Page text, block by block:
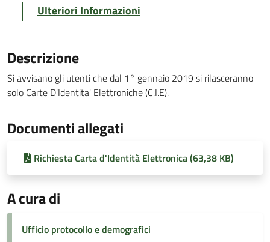
Ulteriori Informazioni
Descrizione
Si avvisano gli utenti che dal 1° gennaio 2019 si rilasceranno
solo Carte D'Identita' Elettroniche (C.I.E).
Documenti allegati
Richiesta Carta d'Identità Elettronica (63,38 KB)
A cura di
Ufficio protocollo e demografici